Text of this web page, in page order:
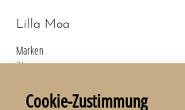
Cookie-Zustimmung
Lilla Moa
Marken
Über uns